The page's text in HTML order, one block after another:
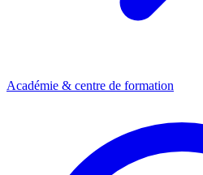
Académie & centre de formation